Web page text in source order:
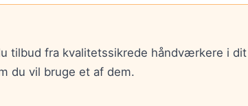
tilbud fra kvalitetssikrede håndværkere i
du vil bruge et af dem.